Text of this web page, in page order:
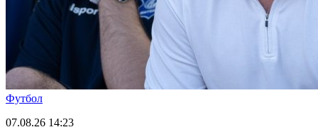
Футбол
07.08.26 14:23